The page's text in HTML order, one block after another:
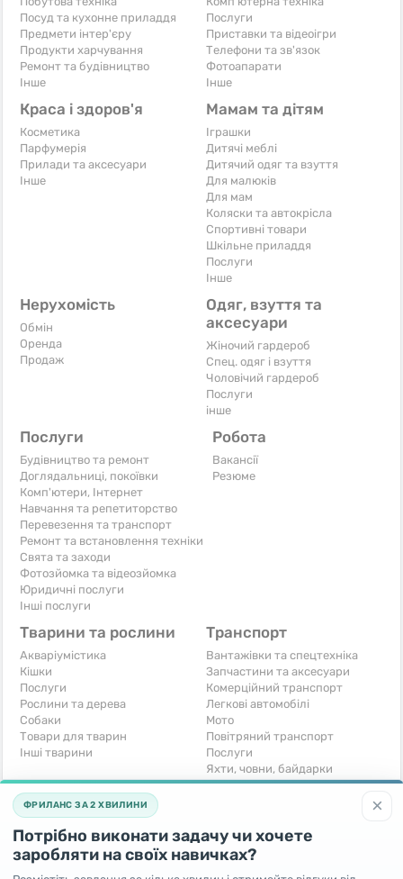
Посуд та кухонне приладдя
Предмети інтер'єру
Продукти харчування
Ремонт та будівництво
Iнше
Послуги
Приставки та відеоігри
Телефони та зв'язок
Фотоапарати
Iнше
Краса і здоров'я
Косметика
Парфумерія
Прилади та аксесуари
Iнше
Мамам та дітям
Іграшки
Дитячі меблі
Дитячий одяг та взуття
Для малюків
Для мам
Коляски та автокрісла
Спортивні товари
Шкільне приладдя
Послуги
Iнше
Нерухомість
Обмін
Оренда
Продаж
Одяг, взуття та
аксесуари
Жіночий гардероб
Спец. одяг і взуття
Чоловічий гардероб
Послуги
інше
Послуги
Будівництво та ремонт
Доглядальниці, покоївки
Комп'ютери, Інтернет
Навчання та репетиторство
Перевезення та транспорт
Ремонт та встановлення техніки
Свята та заходи
Фотозйомка та відеозйомка
Юридичні послуги
Інші послуги
Робота
Вакансії
Резюме
Тварини та рослини
Акваріумістика
Кішки
Послуги
Рослини та дерева
Собаки
Товари для тварин
Інші тварини
Транспорт
Вантажівки та спецтехніка
Запчастини та аксесуари
Комерційний транспорт
Легкові автомобілі
Мото
Повітряний транспорт
Послуги
Яхти, човни, байдарки
Інші транспортні засоби
Хобі та відпочинок
Книги та журнали
Музичні інструменти
Полювання та рибальство
Готовий бізнес
Устаткування для бізнесу
×
ФРИЛАНС ЗА 2 ХВИЛИНИ
Потрібно виконати задачу чи хочете
заробляти на своїх навичках?